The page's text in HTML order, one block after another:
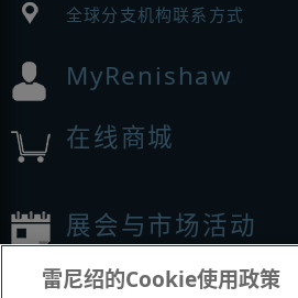
全球分支机构联系方式
MyRenishaw
在线商城
展会与市场活动
我们参加的活动
雷尼绍的Cookie使用政策